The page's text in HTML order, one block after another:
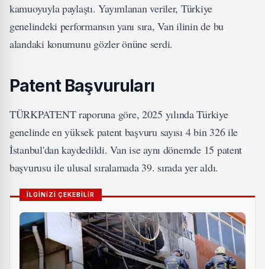
kamuoyuyla paylaştı. Yayımlanan veriler, Türkiye
genelindeki performansın yanı sıra, Van ilinin de bu
alandaki konumunu gözler önüne serdi.
Patent Başvuruları
TÜRKPATENT raporuna göre, 2025 yılında Türkiye
genelinde en yüksek patent başvuru sayısı 4 bin 326 ile
İstanbul'dan kaydedildi. Van ise aynı dönemde 15 patent
başvurusu ile ulusal sıralamada 39. sırada yer aldı.
İLGİNİZİ ÇEKEBİLİR